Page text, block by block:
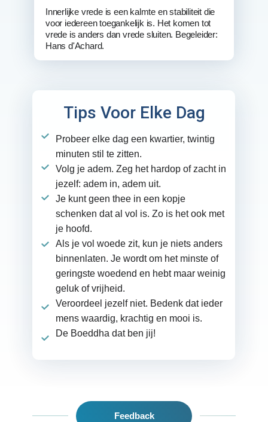
Innerlijke vrede is een kalmte en stabiliteit die
voor iedereen toegankelijk is. Het komen tot
vrede is anders dan vrede sluiten. Begeleider:
Hans d'Achard.
Tips Voor Elke Dag
Probeer elke dag een kwartier, twintig
minuten stil te zitten.
Volg je adem. Zeg het hardop of zacht in
jezelf: adem in, adem uit.
Je kunt geen thee in een kopje
schenken dat al vol is. Zo is het ook met
je hoofd.
Als je vol woede zit, kun je niets anders
binnenlaten. Je wordt om het minste of
geringste woedend en hebt maar weinig
geluk of vrijheid.
Veroordeel jezelf niet. Bedenk dat ieder
mens waardig, krachtig en mooi is.
De Boeddha dat ben jij!
Feedback